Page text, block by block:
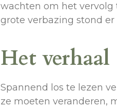
wachten om het vervolg
grote verbazing stond er
Het verhaal
Spannend los te lezen
ze moeten veranderen,